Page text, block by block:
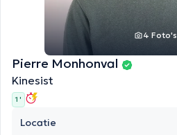
4 Foto's
Pierre Monhonval
Kinesist
1 '
Locatie